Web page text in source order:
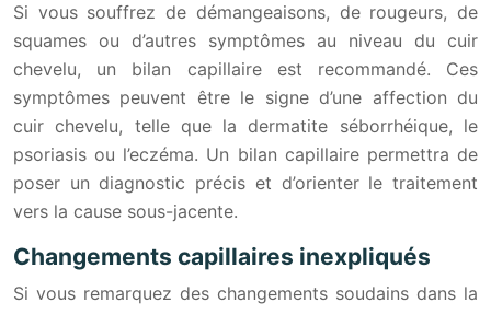
Si vous souffrez de démangeaisons, de rougeurs, de
squames ou d’autres symptômes au niveau du cuir
chevelu, un bilan capillaire est recommandé. Ces
symptômes peuvent être le signe d’une affection du
cuir chevelu, telle que la dermatite séborrhéique, le
psoriasis ou l’eczéma. Un bilan capillaire permettra de
poser un diagnostic précis et d’orienter le traitement
vers la cause sous-jacente.
Changements capillaires inexpliqués
Si vous remarquez des changements soudains dans la